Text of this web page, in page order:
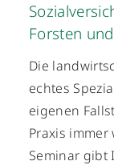
Forsten
Die
echtes
eigenen
Praxis
Seminar gibt